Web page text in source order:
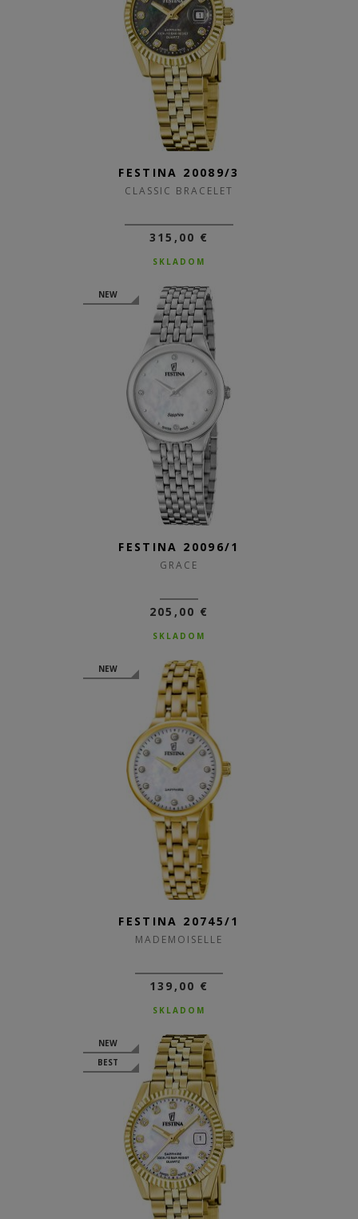
FESTINA 20089/3
CLASSIC BRACELET
315,00 €
SKLADOM
NEW
FESTINA 20096/1
GRACE
205,00 €
SKLADOM
NEW
FESTINA 20745/1
MADEMOISELLE
139,00 €
SKLADOM
NEW
BEST